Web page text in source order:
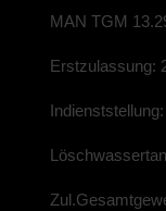
MAN TGM
Erstzulassung: